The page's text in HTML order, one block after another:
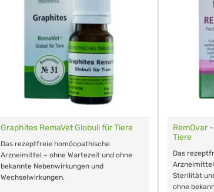
Graphites RemaVet Globuli für Tiere
Das rezeptfreie homöopathische
Arzneimittel – ohne Wartezeit und ohne
bekannte Nebenwirkungen und
Wechselwirkungen.
RemOvar
Tiere
Das
Sterilität
ohne